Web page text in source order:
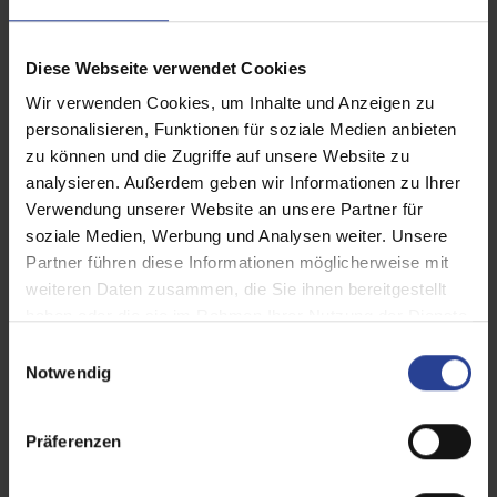
Diese Webseite verwendet Cookies
Wir verwenden Cookies, um Inhalte und Anzeigen zu
personalisieren, Funktionen für soziale Medien anbieten
zu können und die Zugriffe auf unsere Website zu
analysieren. Außerdem geben wir Informationen zu Ihrer
Verwendung unserer Website an unsere Partner für
soziale Medien, Werbung und Analysen weiter. Unsere
Partner führen diese Informationen möglicherweise mit
weiteren Daten zusammen, die Sie ihnen bereitgestellt
Notwendig
Präferenzen